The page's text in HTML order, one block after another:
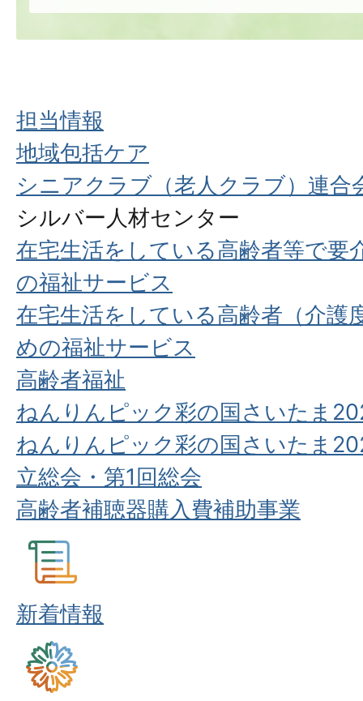
担当情報
地域包括ケア
シニアクラブ（老人クラブ）連合
シルバー人材センター
在宅生活をしている高齢者等で要
の福祉サービス
在宅生活をしている高齢者（介護
めの福祉サービス
高齢者福祉
ねんりんピック彩の国さいたま
ねんりんピック彩の国さいたま
立総会・第1回総会
高齢者補聴器購入費補助事業
新着情報